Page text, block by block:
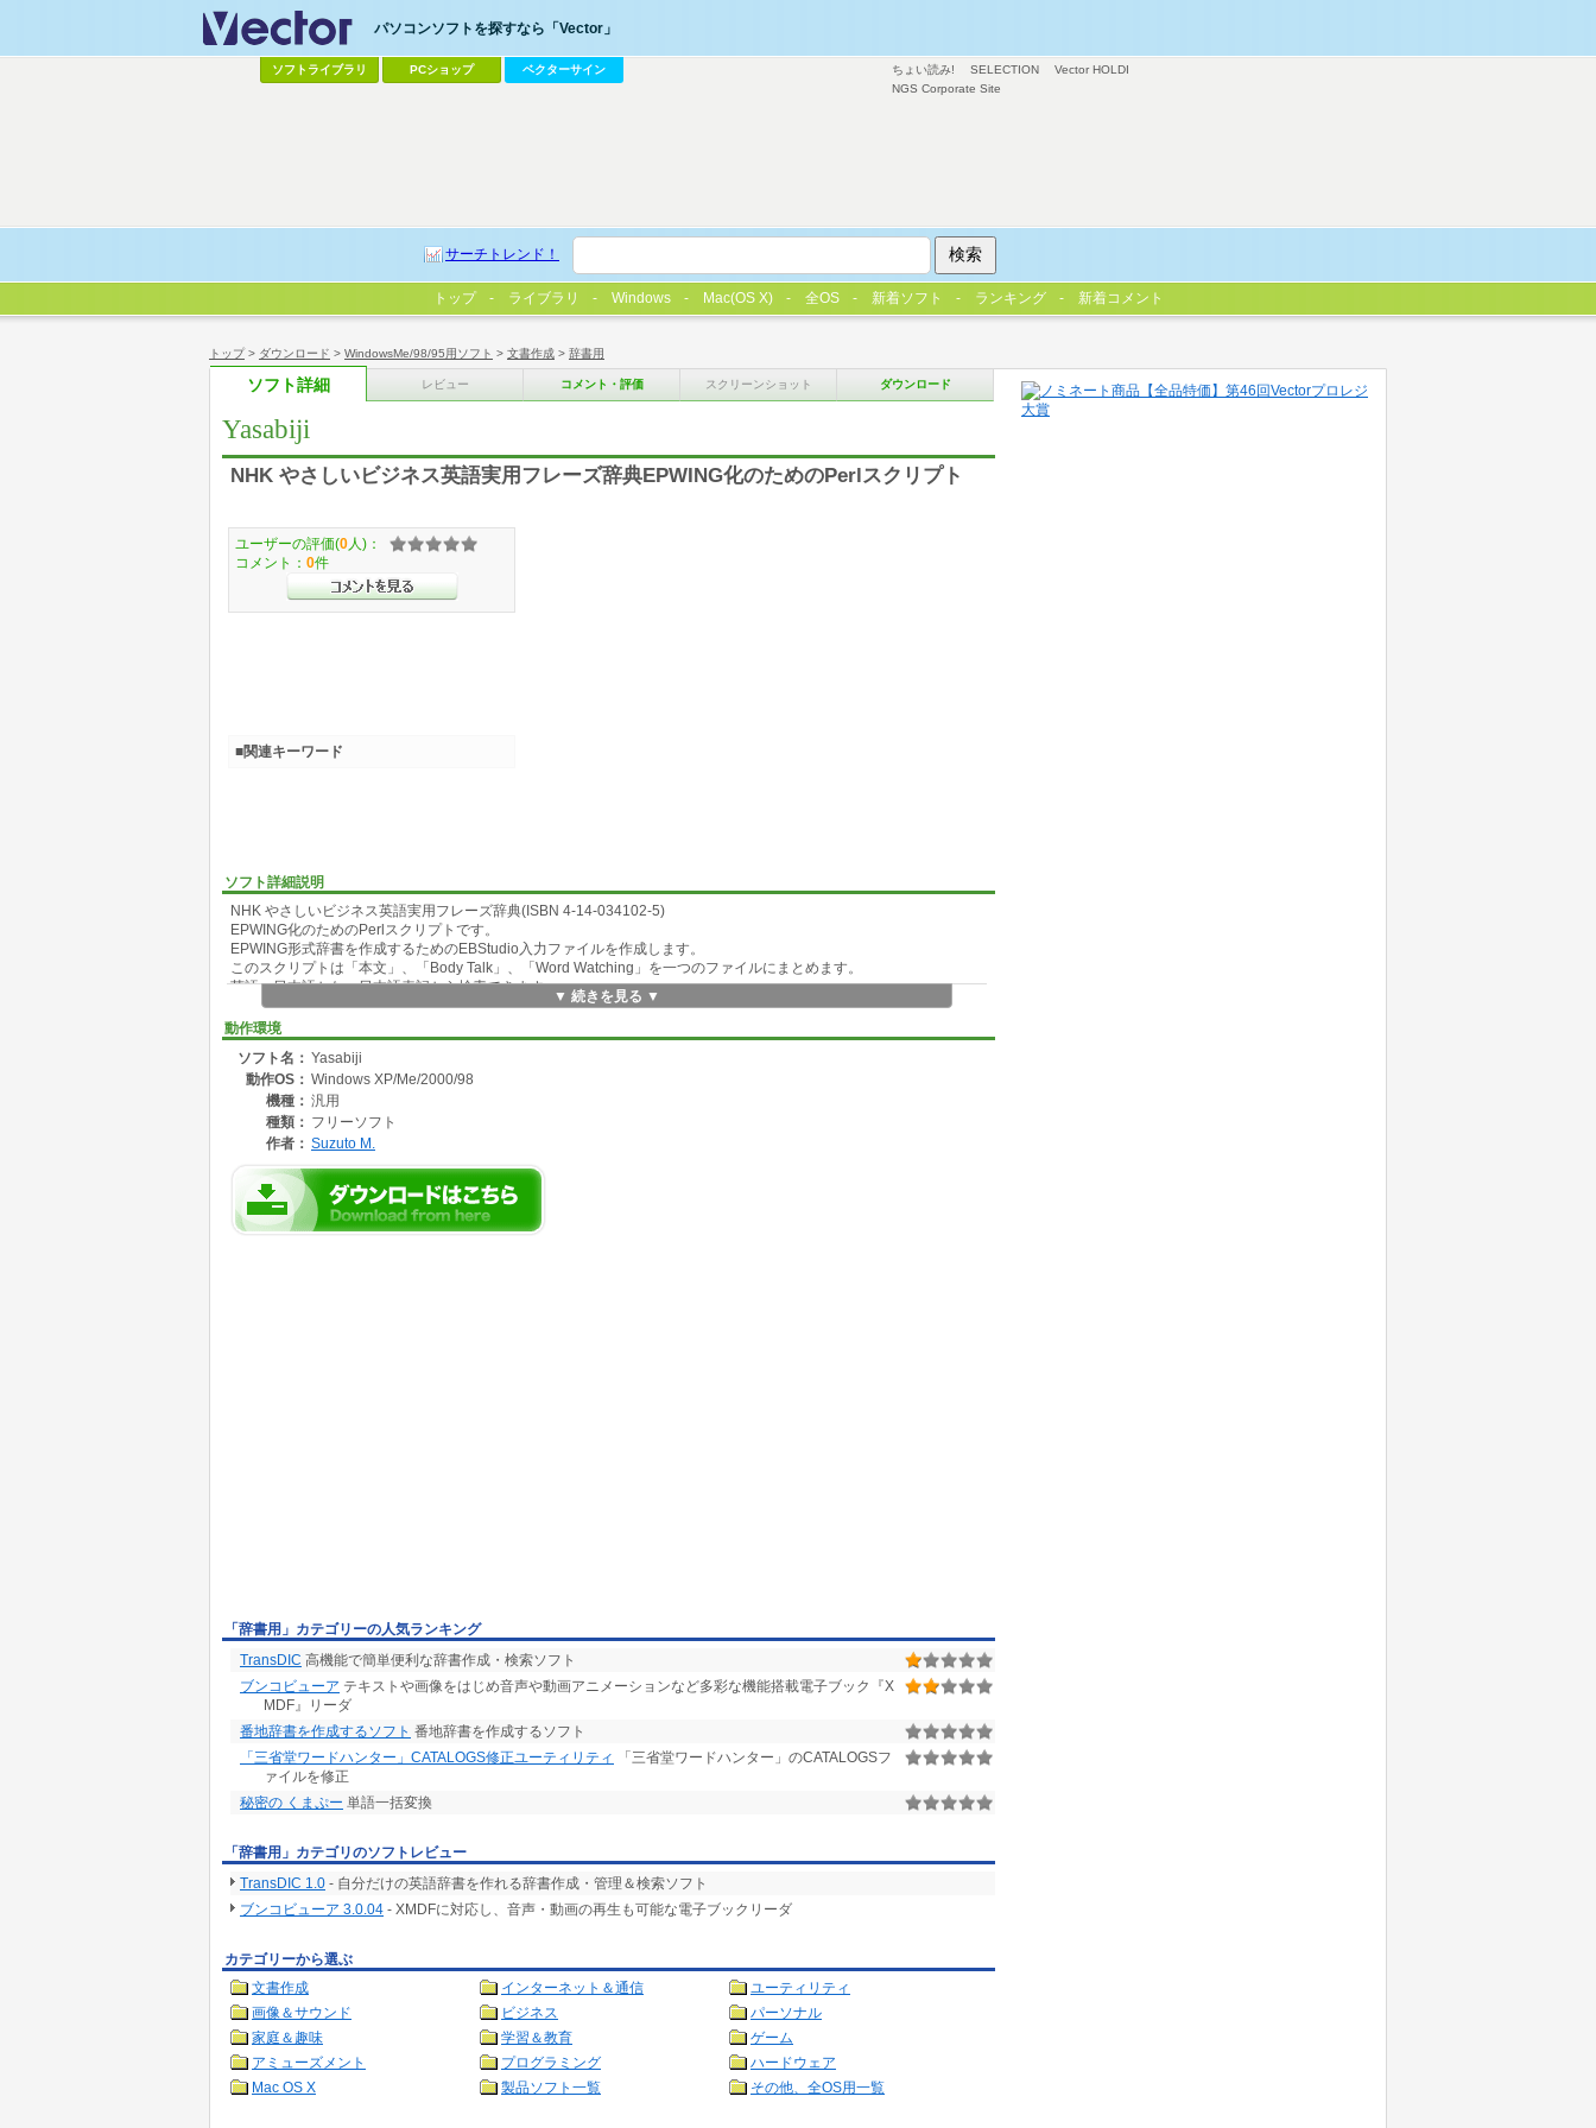
トップ> ダウンロード > WindowsMe/98/95用ソフト > 文書作成 > 辞書用
ソフト詳細 レビュー コメント・評価 スクリーンショット ダウンロード
Yasabiji
NHK やさしいビジネス英語実用フレーズ辞典EPWING化のためのPerlスクリプト
ソフト詳細説明
NHK やさしいビジネス英語実用フレーズ辞典(ISBN 4-14-034102-5)
EPWING化のためのPerlスクリプトです。
EPWING形式辞書を作成するためのEBStudio入力ファイルを作成します。
このスクリプトは「本文」、「Body Talk」、「Word Watching」を一つのファイルにまとめます。
英語、日本語かな、日本語表記から検索できます。
※CD-ROMに付属のソフトでは日本語表記から検索できません。
▼ 続きを見る ▼
動作環境
ソフト名： Yasabiji
動作OS： Windows XP/Me/2000/98
機種： 汎用
種類： フリーソフト
作者： Suzuto M.
ユーザーの評価(0 人)：
コメント： 0件
■関連キーワード
「辞書用」カテゴリーの人気ランキング
TransDIC 高機能で簡単便利な辞書作成・検索ソフト
ブンコビューア テキストや画像をはじめ音声や動画アニメーションなど多彩な機能搭載電子ブック『X
MDF』リーダ
番地辞書を作成するソフト 番地辞書を作成するソフト
「三省堂ワードハンター」CATALOGS修正ユーティリティ
「三省堂ワードハンター」のCATALOGSフ
ァイルを修正
秘密の くまぷー 単語一括変換
「辞書用」カテゴリのソフトレビュー
TransDIC 1.0 - 自分だけの英語辞書を作れる辞書作成・管理＆検索ソフト
ブンコビューア 3.0.04 - XMDFに対応し、音声・動画の再生も可能な電子ブックリーダ
カテゴリーから選ぶ
文書作成
インターネット＆通信
ユーティリティ
画像＆サウンド
ビジネス
パーソナル
家庭＆趣味
学習＆教育
ゲーム
アミューズメント
プログラミング
ハードウェア
Mac OS X
製品ソフト一覧 その他、全OS用一覧
ちょい読み! SELECTION
Vector HOLDI
NGS Corporate Site
パソコンソフトを探すなら「Vector」
ソフトライブラリ PCショップ ベクターサイン
サーチトレンド！
トップ ライブラリ Windows Mac(OS X) 全OS 新着ソフト ランキング 新着コメント